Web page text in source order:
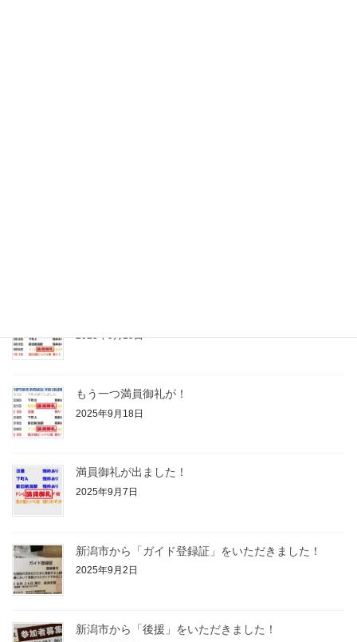
2025年9月19日
もう一つ満員御礼が！
2025年9月18日
満員御礼が出ました！
2025年9月7日
新潟市から「ガイド登録証」をいただきました！
2025年9月2日
新潟市から「後援」をいただきました！